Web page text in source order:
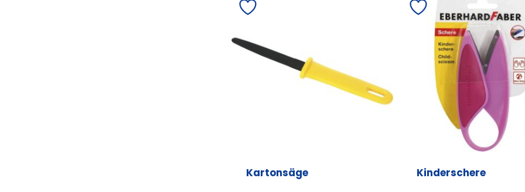
Kartonsäge Kinderschere